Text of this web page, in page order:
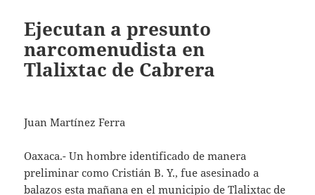
Ejecutan a presunto
narcomenudista en
Tlalixtac de Cabrera
Juan Martínez Ferra
Oaxaca.- Un hombre identificado de manera
preliminar como Cristián B. Y., fue asesinado a
balazos esta mañana en el municipio de Tlalixtac de